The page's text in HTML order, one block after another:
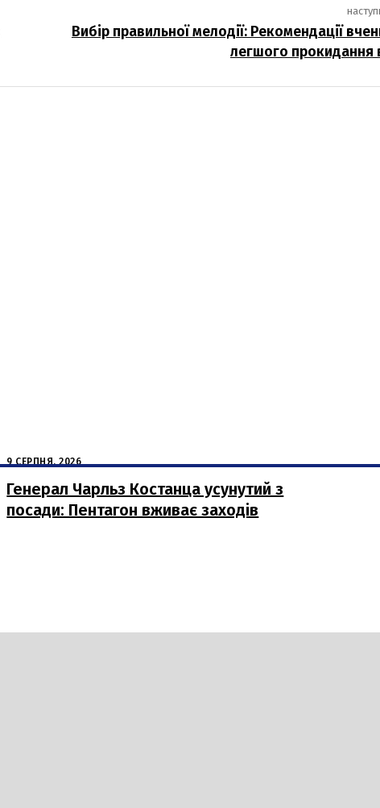
Вибір правильної мелодії: Рекомендації
легшого прокидання
9 СЕРПНЯ, 2026
Генерал Чарльз Костанца усунутий з
посади: Пентагон вживає заходів